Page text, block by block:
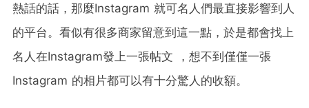
熱話的話，那麼Instagram 就可名人們最直接影響到人
的平台。看似有很多商家留意到這一點，於是都會找上
名人在Instagram發上一張帖文 ，想不到僅僅一張
Instagram 的相片都可以有十分驚人的收額。